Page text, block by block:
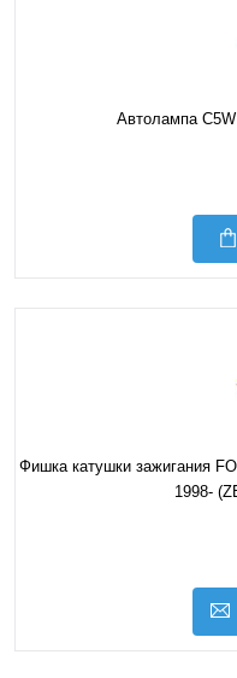
Автолампа
Фишка катушки зажигания
1998-